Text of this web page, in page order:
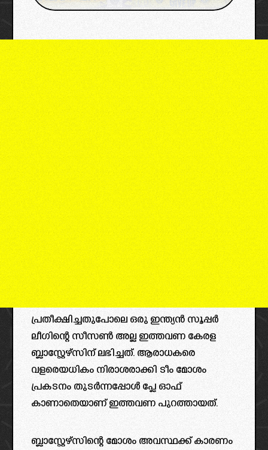
പ്രതീക്ഷിച്ചതുപോലെ ഒരു ഇന്ത്യൻ സൂപ്പർ
ലീഗിന്റെ സീസൺ അല്ല ഇത്തവണ കേരള
ബ്ലാസ്റ്റേഴ്സിന് ലഭിച്ചത്. ആരാധകരെ
വളരെയധികം നിരാശരാക്കി ടീം മോശം
പ്രകടനം തുടർന്നപ്പോൾ പ്ലേ ഓഫ്
കാണാതെയാണ് ഇത്തവണ പുറത്തായത്.
ബ്ലാസ്റ്റേഴ്സിന്റെ മോശം അവസ്ഥക്ക് കാരണം